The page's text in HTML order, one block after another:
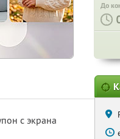
До
с экрана